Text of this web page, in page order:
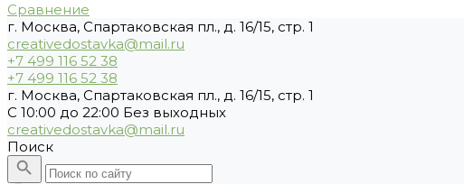
Сравнение
г. Москва, Спартаковская пл., д. 16/15, стр. 1
creativedostavka@mail.ru
+7 499 116 52 38
+7 499 116 52 38
г. Москва, Спартаковская пл., д. 16/15, стр. 1
С 10:00 до 22:00 Без выходных
creativedostavka@mail.ru
Поиск